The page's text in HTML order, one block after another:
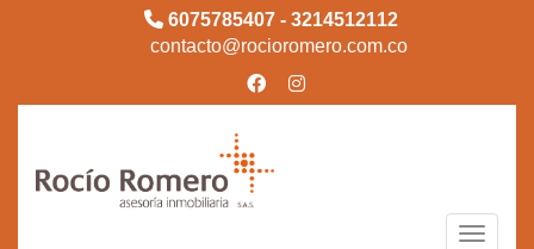
6075785407 - 3214512112
contacto@rocioromero.com.co
Toggle